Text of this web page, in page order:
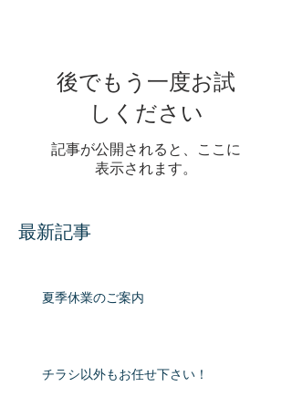
後でもう一度お試
しください
記事が公開されると、ここに
表示されます。
最新記事
夏季休業のご案内
チラシ以外もお任せ下さい！